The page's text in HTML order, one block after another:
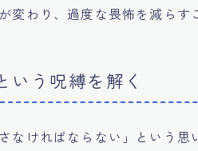
変わり、過度な畏怖を減らす
いう呪縛を解く
なければならない」という